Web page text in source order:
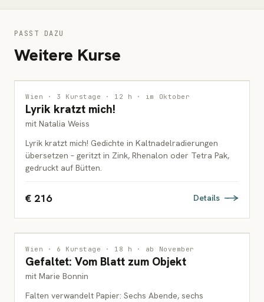
PASST DAZU
Weitere Kurse
DRUCKGRAFIK
ERWACHSENE
Wien · 3 Kurstage · 12 h · im Oktober
Lyrik kratzt mich!
mit Natalia Weiss
Lyrik kratzt mich! Gedichte in Kaltnadelradierungen
übersetzen – geritzt in Zink, Rhenalon oder Tetra Pak,
gedruckt auf Bütten.
€ 216 Details
DRUCKGRAFIK
ERWACHSENE
Wien · 6 Kurstage · 18 h · ab November
Gefaltet: Vom Blatt zum Objekt
mit Marie Bonnin
Falten verwandelt Papier: Sechs Abende, sechs